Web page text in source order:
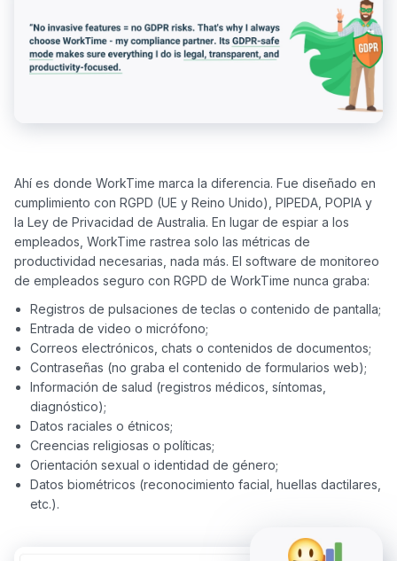
Ahí es donde WorkTime marca la diferencia. Fue diseñado en
cumplimiento con RGPD (UE y Reino Unido), PIPEDA, POPIA y
la Ley de Privacidad de Australia. En lugar de espiar a los
empleados, WorkTime rastrea solo las métricas de
productividad necesarias, nada más. El software de monitoreo
Registros de pulsaciones de teclas o contenido de pantalla;
Entrada de video o micrófono;
Correos electrónicos, chats o contenidos de documentos;
Contraseñas (no graba el contenido de formularios web);
Información de salud (registros médicos, síntomas,
diagnóstico);
Datos raciales o étnicos;
Creencias religiosas o políticas;
Orientación sexual o identidad de género;
Datos biométricos (reconocimiento facial, huellas dactilares,
etc.).